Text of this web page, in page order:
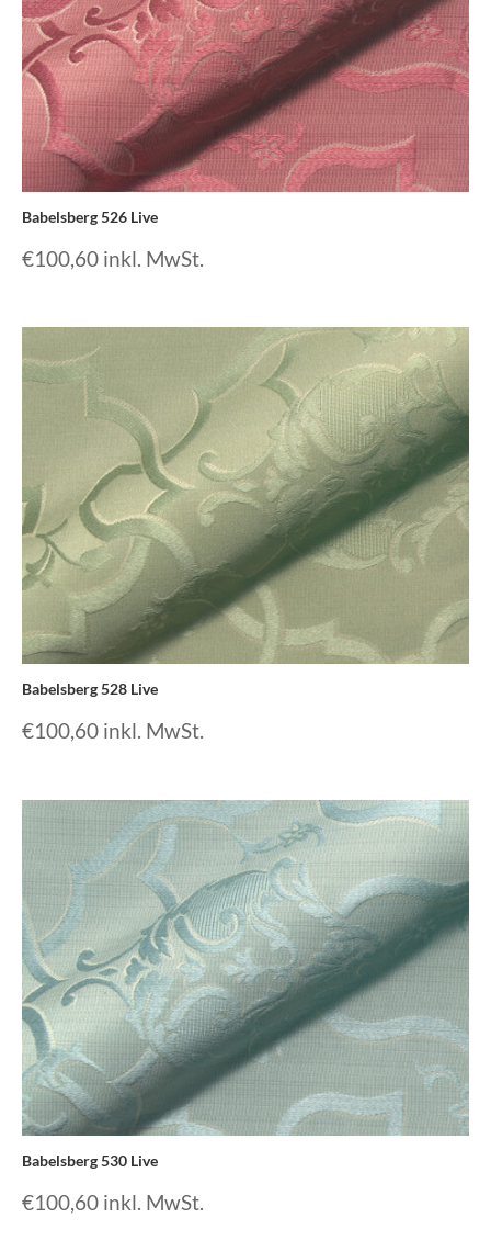
Babelsberg 526 Live
€100,60 inkl. MwSt.
Babelsberg 528 Live
€100,60 inkl. MwSt.
Babelsberg 530 Live
€100,60 inkl. MwSt.